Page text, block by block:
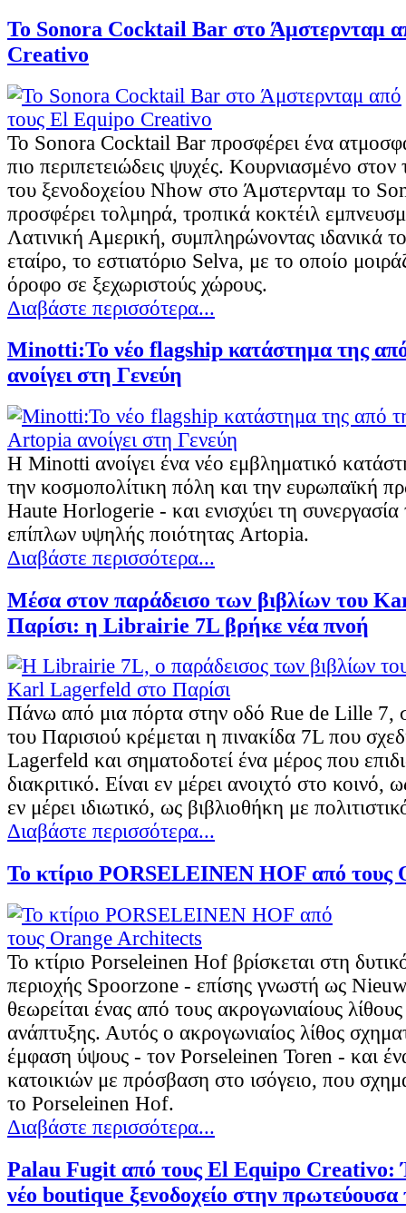
Το Sonora Cocktail Bar στο Άμστερνταμ
Creativo
Το Sonora Cocktail Bar προσφέρει ένα
πιο περιπετειώδεις ψυχές. Κουρνιασμένο στον
του ξενοδοχείου Nhow στο Άμστερνταμ το
προσφέρει τολμηρά, τροπικά κοκτέιλ
Λατινική Αμερική, συμπληρώνοντας ιδανικά
εταίρο, το εστιατόριο Selva, με το οποίο
όροφο σε ξεχωριστούς χώρους.
Διαβάστε περισσότερα...
Minotti:Το νέο flagship κατάστημα της
ανοίγει στη Γενεύη
Η Minotti ανοίγει ένα νέο εμβληματικό
την κοσμοπολίτικη πόλη και την ευρωπαϊκή
Haute Horlogerie - και ενισχύει τη συνεργασία
επίπλων υψηλής ποιότητας Artopia.
Διαβάστε περισσότερα...
Μέσα στον παράδεισο των βιβλίων του
Παρίσι: η Librairie 7L βρήκε νέα πνοή
Πάνω από μια πόρτα στην οδό Rue de Lille 7,
του Παρισιού κρέμεται η πινακίδα 7L που
Lagerfeld και σηματοδοτεί ένα μέρος που
διακριτικό. Είναι εν μέρει ανοιχτό στο κοινό,
εν μέρει ιδιωτικό, ως βιβλιοθήκη με
Διαβάστε περισσότερα...
Το κτίριο PORSELEINEN HOF από
Το κτίριο Porseleinen Hof βρίσκεται στη
περιοχής Spoorzone - επίσης γνωστή ως
θεωρείται ένας από τους ακρογωνιαίους
ανάπτυξης. Αυτός ο ακρογωνιαίος λίθος
έμφαση ύψους - τον Porseleinen Toren - και
κατοικιών με πρόσβαση στο ισόγειο, που
το Porseleinen Hof.
Διαβάστε περισσότερα...
Palau Fugit από τους El Equipo Creativo:
νέο boutique ξενοδοχείο στην